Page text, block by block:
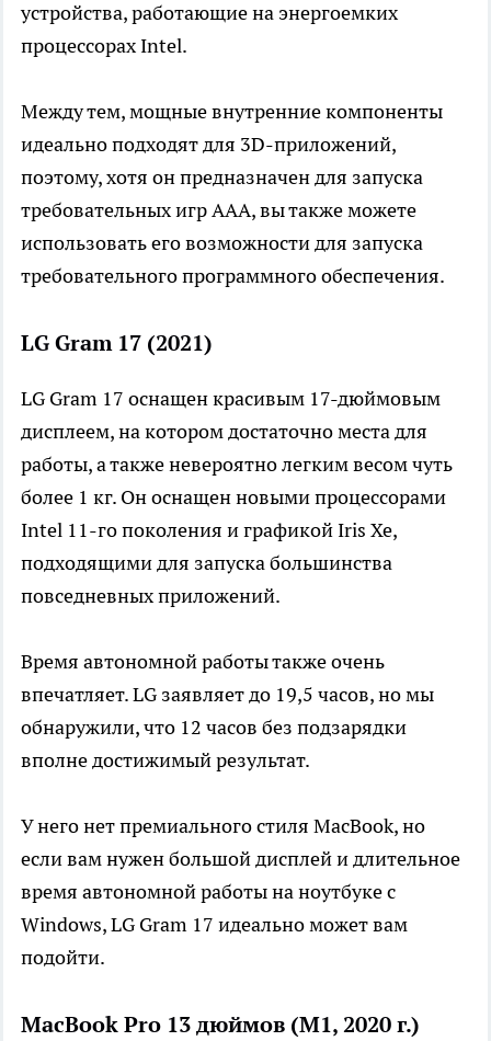
устройства, работающие на энергоемких
процессорах Intel.
Между тем, мощные внутренние компоненты
идеально подходят для 3D-приложений,
поэтому, хотя он предназначен для запуска
требовательных игр AAA, вы также можете
использовать его возможности для запуска
требовательного программного обеспечения.
LG Gram 17 (2021)
LG Gram 17 оснащен красивым 17-дюймовым
дисплеем, на котором достаточно места для
работы, а также невероятно легким весом чуть
более 1 кг. Он оснащен новыми процессорами
Intel 11-го поколения и графикой Iris Xe,
подходящими для запуска большинства
повседневных приложений.
Время автономной работы также очень
впечатляет. LG заявляет до 19,5 часов, но мы
обнаружили, что 12 часов без подзарядки
вполне достижимый результат.
У него нет премиального стиля MacBook, но
если вам нужен большой дисплей и длительное
время автономной работы на ноутбуке с
Windows, LG Gram 17 идеально может вам
подойти.
MacBook Pro 13 дюймов (M1, 2020 г.)